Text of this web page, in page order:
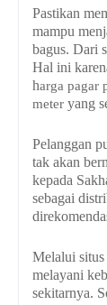
Pastikan
mampu
bagus. Dari
Hal ini
harga pagar
meter yang
Pelanggan
tak akan
kepada
sebagai
Melalui situs
melayani
sekitarnya.